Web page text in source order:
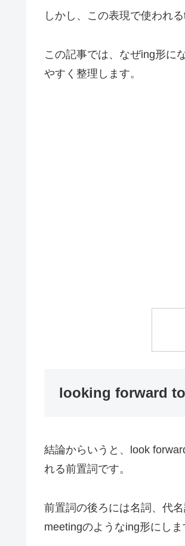
しかし、この表現で使われ
この記事では、なぜing形に
やすく整理します。
looking forward
結論からいうと、look
れる前置詞です。
前置詞の後ろには名詞、代
meetingのようなing形にしま